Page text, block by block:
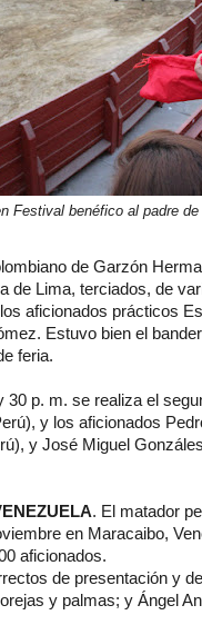
Festival benéfico al padre
de Garzón
de Lima, terciados, de
aficionados prácticos
Estuvo bien el
feria.
30 p. m. se realiza el
y los aficionados
y José Miguel
. El matador
en Maracaibo,
aficionados.
de presentación y
y palmas; y Ángel